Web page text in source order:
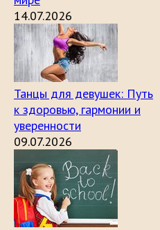
14.07.2026
Танцы для девушек: Путь
к здоровью, гармонии и
уверенности
09.07.2026